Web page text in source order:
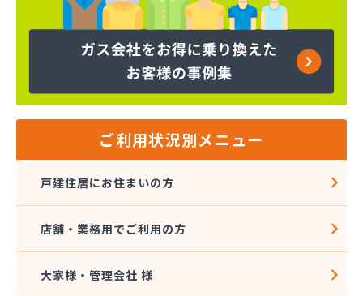
加地プロパン商会
嘉飯簡易ガス協業組合
河口プロパン店
梶原商店
株式会社アイコーホームサービス 田主丸営業所
株式会社アイコーホームサービス 柳川営業所
株式会社アイプロ
ご利用状況別メニュー
戸建住居にお住まいの方
店舗・業務用でご利用の方
大家様・管理会社 様